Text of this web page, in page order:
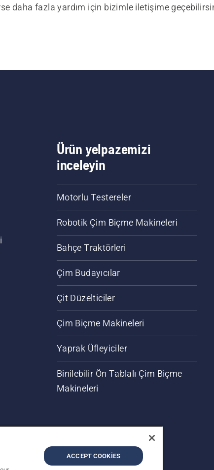
daha fazla yardım için bizimle iletişime
Ürün yelpazemizi
inceleyin
Motorlu Testereler
Robotik Çim Biçme Makineleri
Bahçe Traktörleri
Çim Budayıcılar
Çit Düzelticiler
Çim Biçme Makineleri
Yaprak Üfleyiciler
Binilebilir Ön Tablalı Çim Biçme
Makineleri
ACCEPT COOKIES